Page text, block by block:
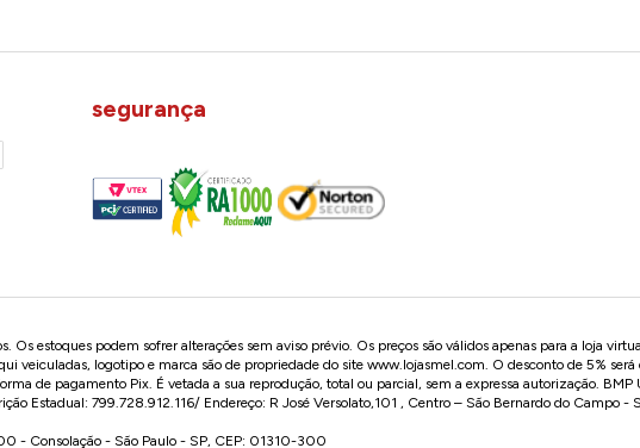
segurança
Os estoques podem sofrer alterações sem aviso prévio. Os preços são válidos apenas para a loja
veiculadas, logotipo e marca são de propriedade do site www.lojasmel.com. O desconto de 5%
de pagamento Pix. É vetada a sua reprodução, total ou parcial, sem a expressa autorização. BMP
Estadual: 799.728.912.116/ Endereço: R José Versolato,101 , Centro – São Bernardo do Campo -
- Consolação - São Paulo - SP, CEP: 01310-300